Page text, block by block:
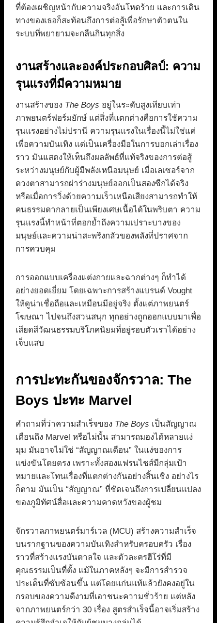
ที่ต้องเผชิญหน้ากับความจริงอันโหดร้าย และการเดิน
ทางของเธอก็สะท้อนถึงการต่อสู้เพื่อรักษาตัวตนใน
ระบบที่พยายามจะกลืนกินทุกสิ่ง
งานสร้างและองค์ประกอบศิลป์: ความ
รุนแรงที่มีความหมาย
งานสร้างของ The Boys อยู่ในระดับสูงเทียบเท่า
ภาพยนตร์ฟอร์มยักษ์ แต่สิ่งที่แตกต่างคือการใช้ความ
รุนแรงอย่างไม่ปรานี ความรุนแรงในเรื่องนี้ไม่ใช่แค่
เพื่อความบันเทิง แต่เป็นเครื่องมือในการบอกเล่าเรื่อง
ราว มันแสดงให้เห็นถึงผลลัพธ์ที่แท้จริงของการต่อสู้
ระหว่างมนุษย์กับผู้มีพลังเหนือมนุษย์ เมื่อเลเซอร์จาก
ดวงตาสามารถผ่าร่างมนุษย์ออกเป็นสองซีกได้จริง
หรือเมื่อการวิ่งด้วยความเร็วเหนือเสียงสามารถทำให้
คนธรรมดากลายเป็นเพียงเศษเนื้อได้ในพริบตา ความ
รุนแรงนี้ทำหน้าที่ตอกย้ำถึงความเปราะบางของ
มนุษย์และความน่าสะพรึงกลัวของพลังที่ปราศจาก
การควบคุม
การออกแบบเครื่องแต่งกายและฉากต่างๆ ก็ทำได้
อย่างยอดเยี่ยม โดยเฉพาะการสร้างแบรนด์ Vought
ให้ดูน่าเชื่อถือและเหมือนมีอยู่จริง ตั้งแต่ภาพยนตร์
โฆษณา ไปจนถึงสวนสนุก ทุกอย่างถูกออกแบบมาเพื่อ
เสียดสีวัฒนธรรมบริโภคนิยมที่อยู่รอบตัวเราได้อย่าง
เจ็บแสบ
การปะทะกันของจักรวาล: The
Boys ปะทะ Marvel
คำถามที่ว่าความสำเร็จของ The Boys เป็นสัญญาณ
เตือนถึง Marvel หรือไม่นั้น สามารถมองได้หลายแง่
มุม มันอาจไม่ใช่ “สัญญาณเตือน” ในแง่ของการ
แข่งขันโดยตรง เพราะทั้งสองแฟรนไชส์มีกลุ่มเป้า
หมายและโทนเรื่องที่แตกต่างกันอย่างสิ้นเชิง อย่างไร
ก็ตาม มันเป็น “สัญญาณ” ที่ชัดเจนถึงการเปลี่ยนแปลง
ของภูมิทัศน์สื่อและความคาดหวังของผู้ชม
จักรวาลภาพยนตร์มาร์เวล (MCU) สร้างความสำเร็จ
บนรากฐานของความบันเทิงสำหรับครอบครัว เรื่อง
ราวที่สร้างแรงบันดาลใจ และตัวละครฮีโร่ที่มี
คุณธรรมเป็นที่ตั้ง แม้ในภาคหลังๆ จะมีการสำรวจ
ประเด็นที่ซับซ้อนขึ้น แต่โดยแก่นแท้แล้วยังคงอยู่ใน
กรอบของความดีงามที่เอาชนะความชั่วร้าย แต่หลัง
จากภาพยนตร์กว่า 30 เรื่อง สูตรสำเร็จนี้อาจเริ่มสร้าง